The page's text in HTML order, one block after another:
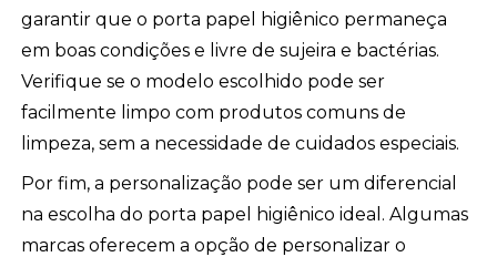
garantir que o porta papel higiênico permaneça
em boas condições e livre de sujeira e bactérias.
Verifique se o modelo escolhido pode ser
facilmente limpo com produtos comuns de
limpeza, sem a necessidade de cuidados especiais.
Por fim, a personalização pode ser um diferencial
na escolha do porta papel higiênico ideal. Algumas
marcas oferecem a opção de personalizar o